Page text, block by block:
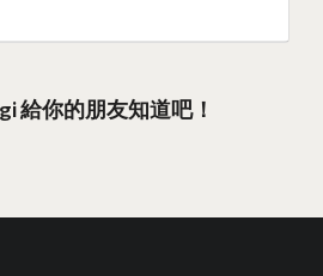
給你的朋友知道吧！